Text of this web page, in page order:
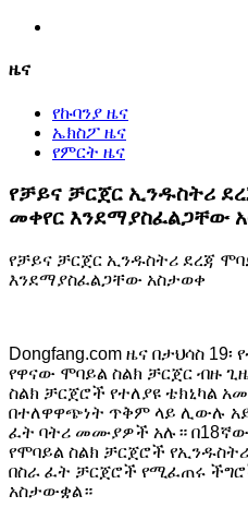
ዜና
የኩባንያ ዜና
ኤክስፖ ዜና
የምርት ዜና
የቻይና ቻርጀር ኢንዱስትሪ
መቀየር እንደማያስፈልጋቸው
የቻይና ቻርጀር ኢንዱስትሪ ደረጃ
እንደማያስፈልጋቸው አስታወቀ
Dongfang.com ዜና በታህሳስ
የዋናው ሞባይል ስልክ ቻርጀር ብዙ
ስልክ ቻርጀሮች የተለያዩ ቴክኒካል
በተለዋዋጭነት ጥቅም ላይ ሊውሉ
ፈት ባትሪ መሙያዎች አሉ።
የሞባይል ስልክ ቻርጀሮች
በስራ ፈት ቻርጀሮች የሚፈጠሩ
አስታውቋል።